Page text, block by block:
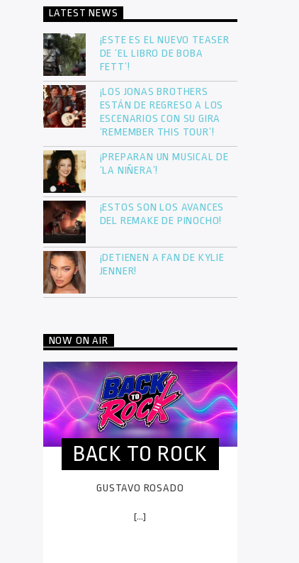
LATEST NEWS
¡ESTE ES EL NUEVO TEASER
DE ‘EL LIBRO DE BOBA
FETT’!
¡LOS JONAS BROTHERS
ESTÁN DE REGRESO A LOS
ESCENARIOS CON SU GIRA
‘REMEMBER THIS TOUR’!
¡PREPARAN UN MUSICAL DE
‘LA NIÑERA’!
¡ESTOS SON LOS AVANCES
DEL REMAKE DE PINOCHO!
¡DETIENEN A FAN DE KYLIE
JENNER!
NOW ON AIR
BACK TO ROCK
GUSTAVO ROSADO
[...]